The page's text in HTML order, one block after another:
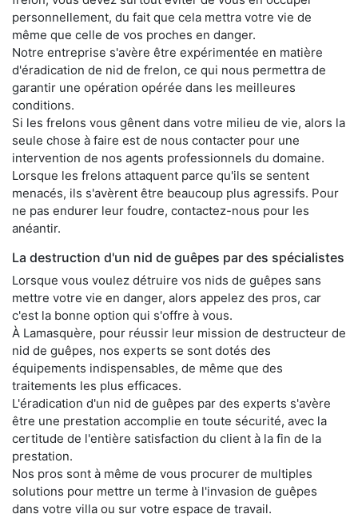
personnellement, du fait que cela mettra votre vie de
même que celle de vos proches en danger.
Notre entreprise s'avère être expérimentée en matière
d'éradication de nid de frelon, ce qui nous permettra de
garantir une opération opérée dans les meilleures
conditions.
Si les frelons vous gênent dans votre milieu de vie, alors la
seule chose à faire est de nous contacter pour une
intervention de nos agents professionnels du domaine.
Lorsque les frelons attaquent parce qu'ils se sentent
menacés, ils s'avèrent être beaucoup plus agressifs. Pour
ne pas endurer leur foudre, contactez-nous pour les
anéantir.
La destruction d'un nid de guêpes par des spécialistes
Lorsque vous voulez détruire vos nids de guêpes sans
mettre votre vie en danger, alors appelez des pros, car
c'est la bonne option qui s'offre à vous.
À Lamasquère, pour réussir leur mission de destructeur de
nid de guêpes, nos experts se sont dotés des
équipements indispensables, de même que des
traitements les plus efficaces.
L'éradication d'un nid de guêpes par des experts s'avère
être une prestation accomplie en toute sécurité, avec la
certitude de l'entière satisfaction du client à la fin de la
prestation.
Nos pros sont à même de vous procurer de multiples
solutions pour mettre un terme à l'invasion de guêpes
dans votre villa ou sur votre espace de travail.